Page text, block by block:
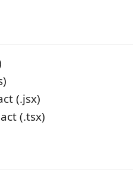
(.jsx)
(.tsx)